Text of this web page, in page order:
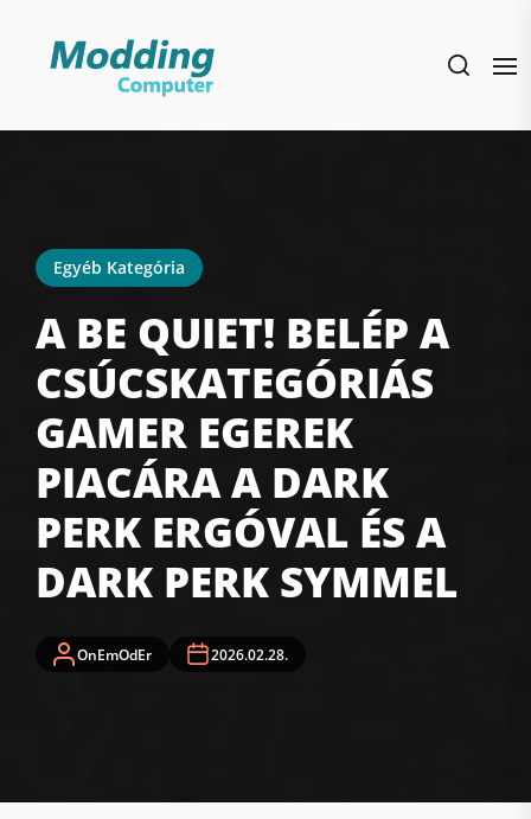
Egyéb Kategória
A BE QUIET! BELÉP A
CSÚCSKATEGÓRIÁS
GAMER EGEREK
PIACÁRA A DARK
PERK ERGÓVAL ÉS A
DARK PERK SYMMEL
OnEmOdEr 2026.02.28.